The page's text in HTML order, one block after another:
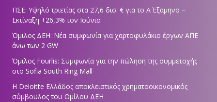
ΠΣΕ: Υψηλό τριετίας στα 27,6 δισ. € για το Α΄ Εξάμηνο –
Εκτίναξη +26,3% τον Ιούνιο
Όμιλος ΔΕΗ: Νέα συμφωνία για χαρτοφυλάκιο έργων ΑΠΕ
άνω των 2 GW
Όμιλος Fourlis: Συμφωνία για την πώληση της συμμετοχής
στο Sofia South Ring Mall
Η Deloitte Ελλάδος αποκλειστικός χρηματοοικονομικός
σύμβουλος του Ομίλου ΔΕΗ